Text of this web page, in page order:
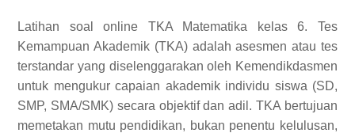
Latihan soal online TKA Matematika kelas 6. Tes
Kemampuan Akademik (TKA) adalah asesmen atau tes
terstandar yang diselenggarakan oleh Kemendikdasmen
untuk mengukur capaian akademik individu siswa (SD,
SMP, SMA/SMK) secara objektif dan adil. TKA bertujuan
memetakan mutu pendidikan, bukan penentu kelulusan,